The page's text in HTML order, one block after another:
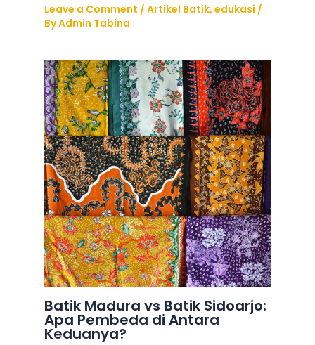
Leave a Comment / Artikel Batik, edukasi /
ByAdmin Tabina
Batik Madura vs Batik Sidoarjo:
Apa Pembeda di Antara
Keduanya?